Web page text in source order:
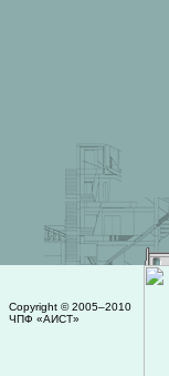
Copyright © 2005–2010
ЧПФ «АИСТ»